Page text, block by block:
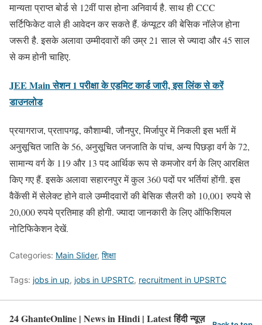
मान्यता प्राप्त बोर्ड से 12वीं पास होना अनिवार्य है. साथ ही CCC
सर्टिफिकेट वाले ही आवेदन कर सकते हैं. कंप्यूटर की बेसिक नॉलेज होना
जरूरी है. इसके अलावा उम्मीदवारों की उम्र 21 साल से ज्यादा और 45 साल
से कम होनी चाहिए.
JEE Main सेशन 1 परीक्षा के एडमिट कार्ड जारी, इस लिंक से करें
डाउनलोड
प्रयागराज, प्रतापगढ़, कौशाम्बी, जौनपुर, मिर्जापुर में निकली इस भर्ती में
अनुसूचित जाति के 56, अनुसूचित जनजाति के पांच, अन्य पिछड़ा वर्ग के 72,
सामान्य वर्ग के 119 और 13 पद आर्थिक रूप से कमजोर वर्ग के लिए आरक्षित
किए गए हैं. इसके अलावा सहारनपुर में कुल 360 पदों पर भर्तियां होंगी. इस
वैकेंसी में सेलेक्ट होने वाले उम्मीदवारों की बेसिक सैलरी को 10,001 रुपये से
20,000 रुपये प्रतिमाह की होगी. ज्यादा जानकारी के लिए ऑफिशियल
नोटिफिकेशन देखें.
Categories: Main Slider, शिक्षा
Tags: jobs in up, jobs in UPSRTC, recruitment in UPSRTC
24 GhanteOnline | News in Hindi | Latest हिंदी न्यूज़